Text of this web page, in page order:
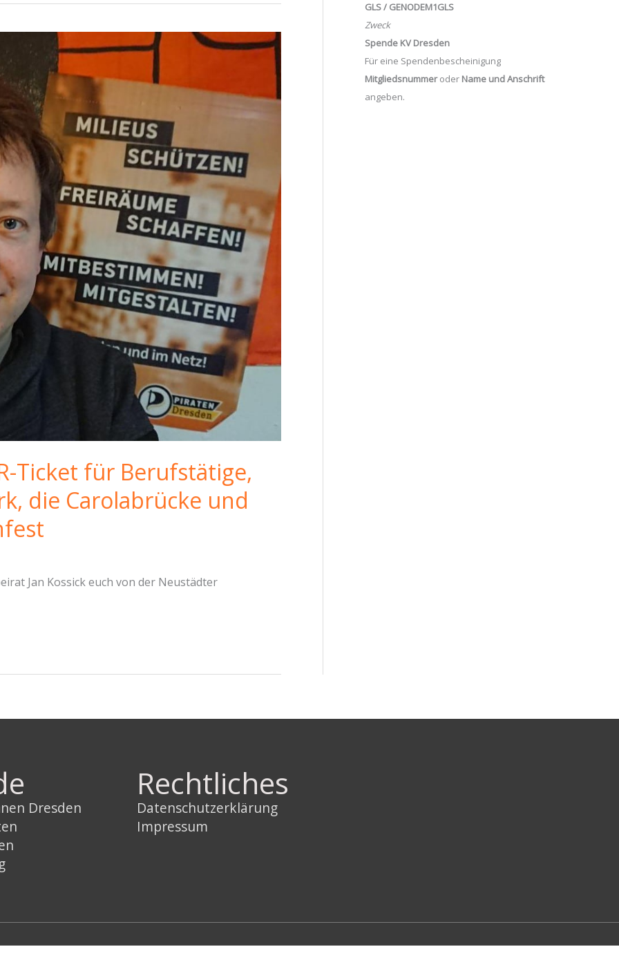
Ticket für Berufstätige,
die Carolabrücke und
Jan Kossick euch von der Neustädter
GLS / GENODEM1GLS
Zweck
Spende KV Dresden
Für eine Spendenbescheinigung
Mitgliedsnummeroder Name und Anschrift
angeben.
Dresden
Rechtliches
Datenschutzerklärung
Impressum